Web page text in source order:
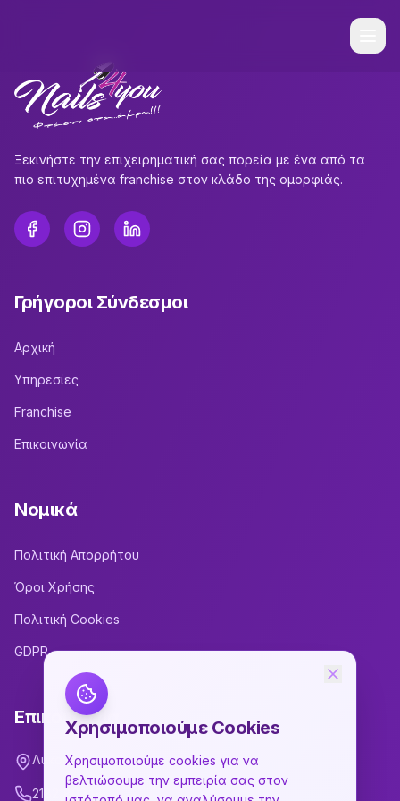
Ξεκινήστε την επιχειρηματική σας πορεία με ένα από τα
πιο επιτυχημένα franchise στον κλάδο της ομορφιάς.
Γρήγοροι Σύνδεσμοι
Αρχική
Υπηρεσίες
Franchise
Επικοινωνία
Νομικά
Πολιτική Απορρήτου
Όροι Χρήσης
Πολιτική Cookies
GDPR
Επικοινωνία
Λυκούργου 148
2182180248
Χρησιμοποιούμε Cookies
Χρησιμοποιούμε cookies για να
βελτιώσουμε την εμπειρία σας στον